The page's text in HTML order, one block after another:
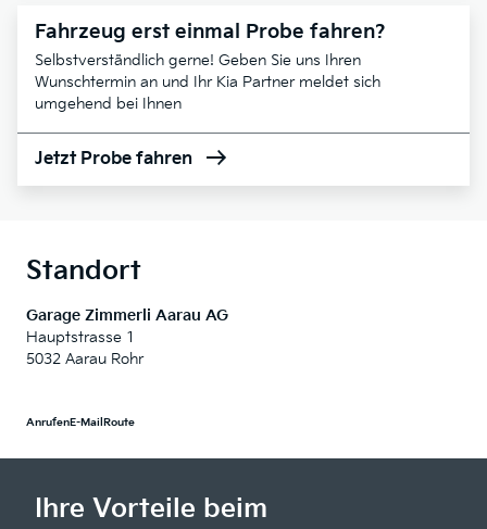
Fahrzeug erst einmal Probe fahren?
Selbstverständlich gerne! Geben Sie uns Ihren
Wunschtermin an und Ihr Kia Partner meldet sich
umgehend bei Ihnen
Jetzt Probe fahren
Standort
Garage Zimmerli Aarau AG
Hauptstrasse 1
5032 Aarau Rohr
AnrufenE-Mail Route
Ihre Vorteile beim